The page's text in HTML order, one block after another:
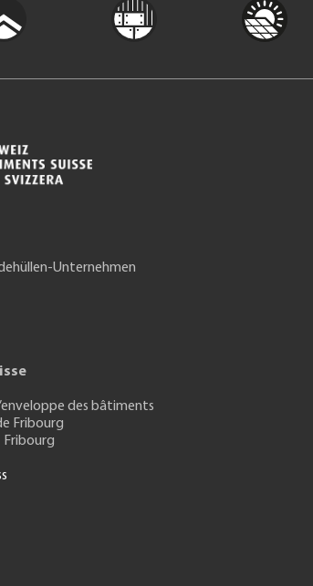
Unternehmen
des bâtiments
Fribourg
Fribourg